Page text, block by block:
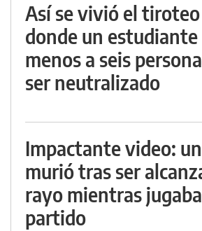
Así se vivió el
donde un
menos a seis
ser neutralizado
Impactante video:
murió tras ser
rayo mientras
partido